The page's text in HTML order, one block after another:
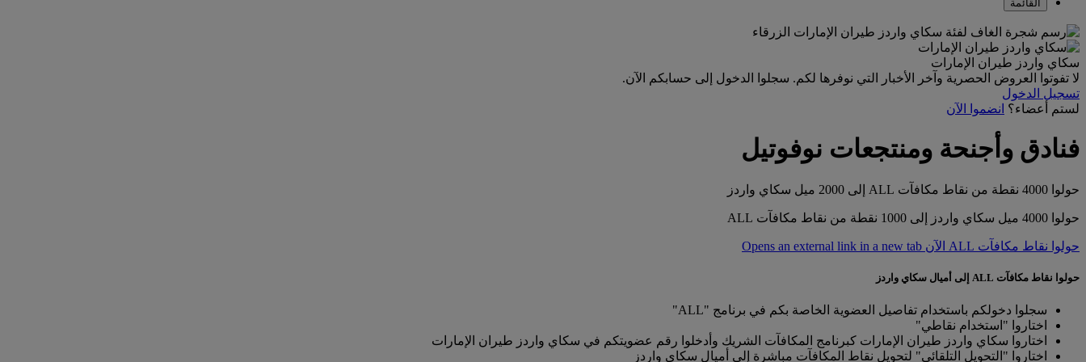
القائمة
سكاي واردز طيران الإمارات
لا تفوتوا العروض الحصرية وآخر الأخبار التي نوفرها لكم. سجلوا الدخول إلى حسابكم الآن.
تسجيل الدخول
لستم أعضاء؟ انضموا الآن
فنادق وأجنحة ومنتجعات نوفوتيل
حولوا 4000 نقطة من نقاط مكافآت ALL إلى 2000 ميل سكاي واردز
حولوا 4000 ميل سكاي واردز إلى 1000 نقطة من نقاط مكافآت ALL
حولوا نقاط مكافآت ALL الآن Opens an external link in a new tab
حولوا نقاط مكافآت ALL إلى أميال سكاي واردز
سجلوا دخولكم باستخدام تفاصيل العضوية الخاصة بكم في برنامج "ALL"
اختاروا "استخدام نقاطي"
اختاروا سكاي واردز طيران الإمارات كبرنامج المكافآت الشريك وأدخلوا رقم عضويتكم في سكاي واردز طيران الإمارات
اختاروا "التحويل التلقائي" لتحويل نقاط المكافآت مباشرة إلى أميال سكاي واردز